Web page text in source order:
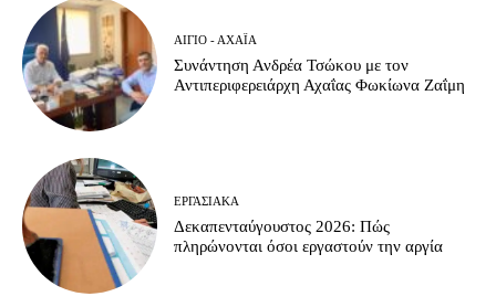
ΑΊΓΙΟ - ΑΧΑΪ́Α
Συνάντηση Ανδρέα Τσώκου με τον
Αντιπεριφερειάρχη Αχαΐας Φωκίωνα Ζαΐμη
ΕΡΓΑΣΙΑΚΆ
Δεκαπενταύγουστος 2026: Πώς
πληρώνονται όσοι εργαστούν την αργία